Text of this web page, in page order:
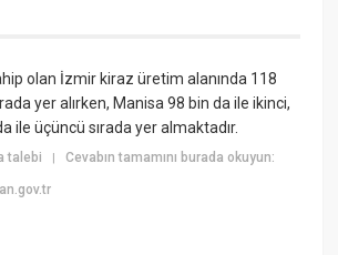
olan İzmir kiraz üretim alanında 118
yer alırken, Manisa 98 bin da ile ikinci,
ile üçüncü sırada yer almaktadır.
talebi |Cevabın tamamını burada okuyun: